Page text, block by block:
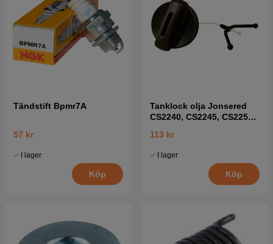
Tändstift Bpmr7A
57 kr
I lager
Köp
Tanklock olja Jonsered
CS2240, CS2245, CS2250,
113 kr
I lager
Köp